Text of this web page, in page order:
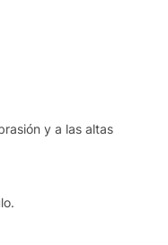
y a las altas